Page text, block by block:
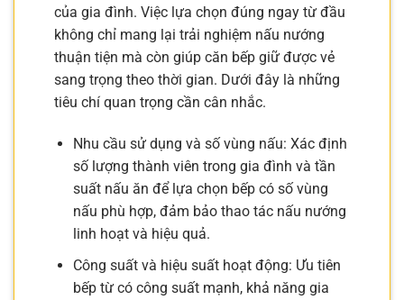
của gia đình. Việc lựa chọn đúng ngay từ đầu
không chỉ mang lại trải nghiệm nấu nướng
thuận tiện mà còn giúp căn bếp giữ được vẻ
sang trọng theo thời gian. Dưới đây là những
tiêu chí quan trọng cần cân nhắc.
Nhu cầu sử dụng và số vùng nấu: Xác định
số lượng thành viên trong gia đình và tần
suất nấu ăn để lựa chọn bếp có số vùng
nấu phù hợp, đảm bảo thao tác nấu nướng
linh hoạt và hiệu quả.
Công suất và hiệu suất hoạt động: Ưu tiên
bếp từ có công suất mạnh, khả năng gia